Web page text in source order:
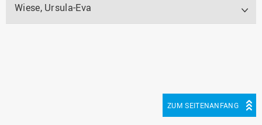
Wiese, Ursula-Eva
ZUM SEITENANFANG